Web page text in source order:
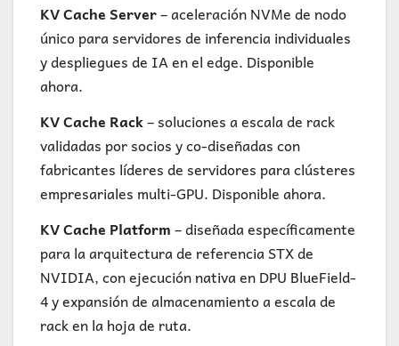
KV Cache Server– aceleración NVMe de nodo
único para servidores de inferencia individuales
y despliegues de IA en el edge. Disponible
ahora.
KV Cache Rack– soluciones a escala de rack
validadas por socios y co-diseñadas con
fabricantes líderes de servidores para clústeres
empresariales multi-GPU. Disponible ahora.
KV Cache Platform– diseñada específicamente
para la arquitectura de referencia STX de
NVIDIA, con ejecución nativa en DPU BlueField-
4 y expansión de almacenamiento a escala de
rack en la hoja de ruta.